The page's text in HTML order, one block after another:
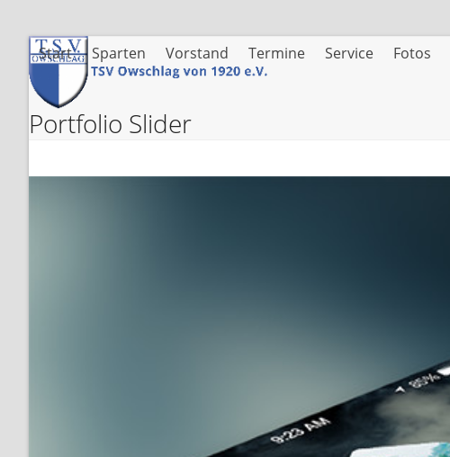
contentStart Sparten Vorstand Termine Service Fotos
Portfolio Slider